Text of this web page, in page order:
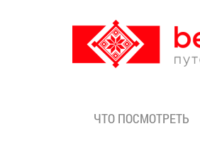
ЧТО ПОСМОТРЕТЬ